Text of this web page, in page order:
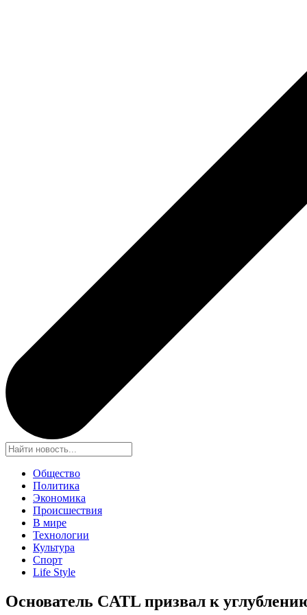
Общество
Политика
Экономика
Происшествия
В мире
Технологии
Культура
Спорт
Life Style
Основатель CATL призвал к